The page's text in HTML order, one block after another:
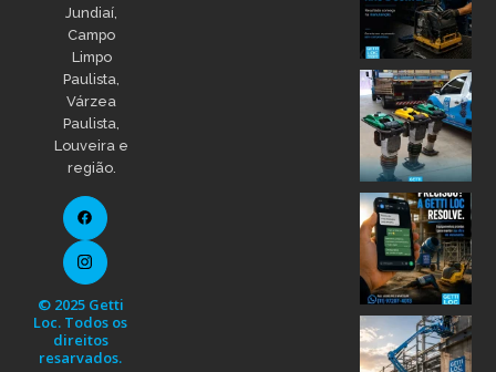
Jundiaí,
Campo
Limpo
Paulista,
Várzea
Paulista,
Louveira e
região.
© 2025 Getti
Loc. Todos os
direitos
resarvados.